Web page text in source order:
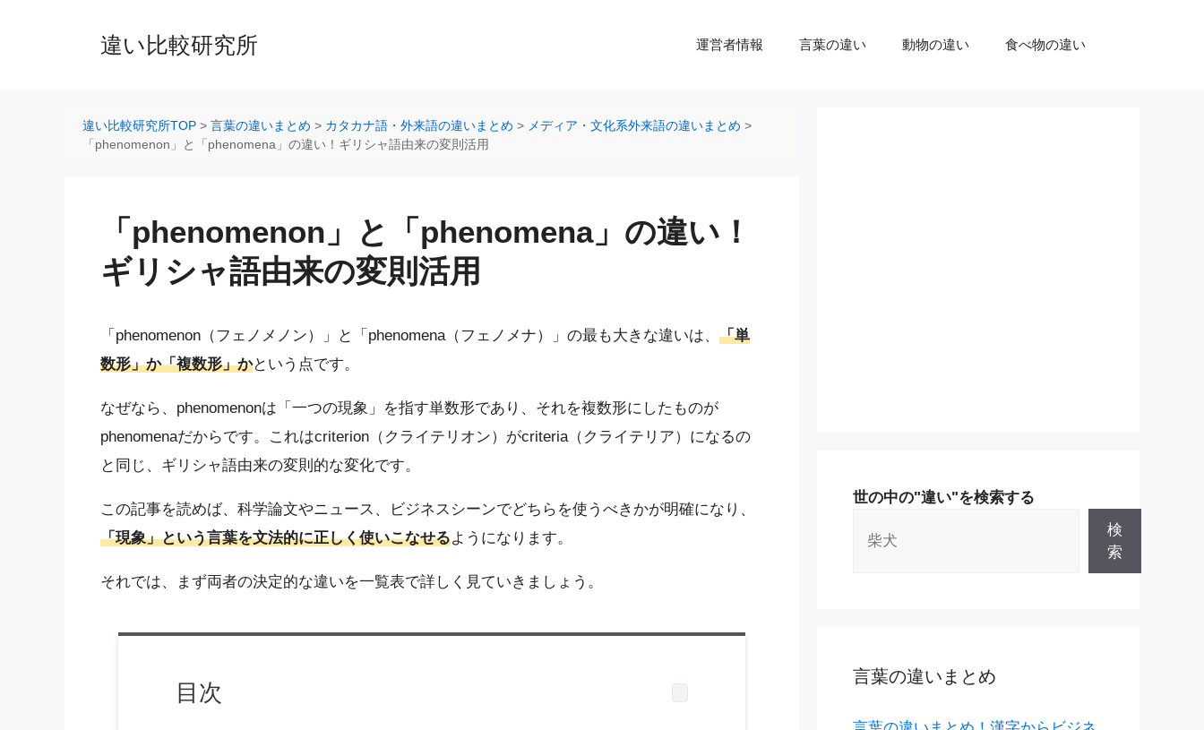
違い比較研究所 運営者情報 言葉の違い 動物の違い 食べ物の違い
違い比較研究所TOP > 言葉の違いまとめ > カタカナ語・外来語の違いまとめ > メディア・文化系外来語の違いまとめ >
「phenomenon」と「phenomena」の違い！ギリシャ語由来の変則活用
「phenomenon」と「phenomena」の違い！
ギリシャ語由来の変則活用
「phenomenon（フェノメノン）」と「phenomena（フェノメナ）」の最も大きな違いは、 「単
数形」か「複数形」かという点です。
なぜなら、phenomenonは「一つの現象」を指す単数形であり、それを複数形にしたものが
phenomenaだからです。これはcriterion（クライテリオン）がcriteria（クライテリア）になるの
と同じ、ギリシャ語由来の変則的な変化です。
この記事を読めば、科学論文やニュース、ビジネスシーンでどちらを使うべきかが明確になり、
「現象」という言葉を文法的に正しく使いこなせるようになります。
それでは、まず両者の決定的な違いを一覧表で詳しく見ていきましょう。
目次
世の中の"違い"を検索する
検
索
言葉の違いまとめ